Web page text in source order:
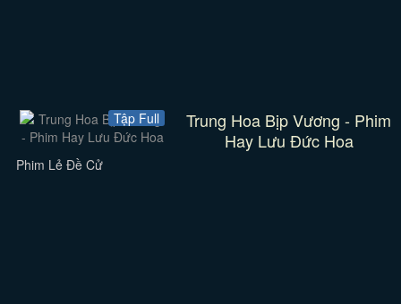
Tập Full
Trung Hoa Bịp Vương - Phim
Hay Lưu Đức Hoa
Phim Lẻ Đề Cử